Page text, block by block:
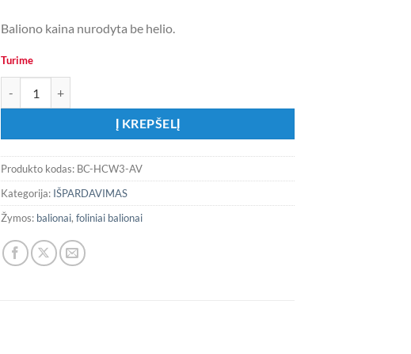
Baliono kaina nurodyta be helio.
Turime
Į KREPŠELĮ
Produkto kodas: BC-HCW3-AV
Kategorija: IŠPARDAVIMAS
Žymos: balionai,foliniai balionai